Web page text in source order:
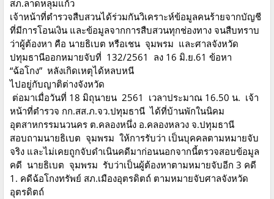
สภ.ลาดหลุมแก้ว
เจ้าหน้าที่ตำรวจสืบสวนได้ร่วมกันวิเคราะห์ข้อมูลคนร้ายจากบัญชี
ที่มีการโอนเงิน และข้อมูลจากการสืบสวนทุกช่องทาง จนสืบทราบ
ว่าผู้ต้องหา คือ นายธิเบต หรือเชน จุมพรม และศาลจังหวัด
ปทุมธานีออกหมายจับที่ 132/2561 ลง 16 มิ.ย.61 ข้อหา
“ฉ้อโกง” หลังเกิดเหตุได้หลบหนี
ไปอยู่กับญาติต่างจังหวัด
ต่อมาเมื่อวันที่ 18 มิถุนายน 2561 เวลาประมาณ 16.50 น. เจ้า
หน้าที่ตำรวจ กก.สส.ภ.จว.ปทุมธานี ได้ที่บ้านพักในนิคม
อุตสาหกรรมนวนคร ต.คลองหนึ่ง อ.คลองหลวง จ.ปทุมธานี
สอบถามนายธิเบต จุมพรม ให้การรับว่า เป็นบุคคลตามหมายจับ
จริง และไม่เคยถูกจับดำเนินคดีมาก่อนนอกจากนี้ตรวจสอบข้อมูล
คดี นายธิเบต จุมพรม รับว่าเป็นผู้ต้องหาตามหมายจับอีก 3 คดี
1. คดีฉ้อโกงทรัพย์ สภ.เมืองอุตรดิตถ์ ตามหมายจับศาลจังหวัด
อุตรดิตถ์